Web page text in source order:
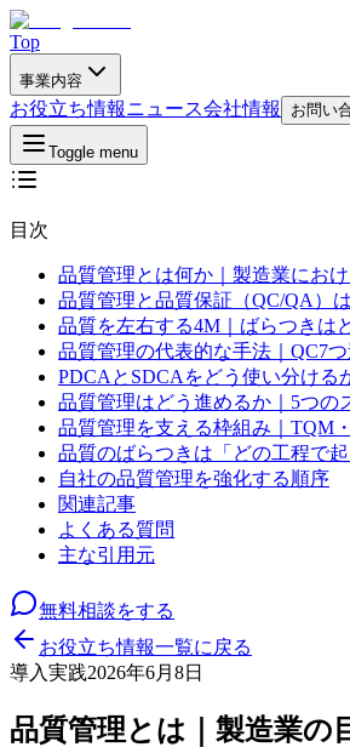
Top
事業内容
お役立ち情報ニュース会社情報 お問い
Toggle menu
目次
品質管理とは何か｜製造業にお
品質管理と品質保証（QC/QA）
品質を左右する4M｜ばらつきは
品質管理の代表的な手法｜QC7つ
PDCAとSDCAをどう使い分ける
品質管理はどう進めるか｜5つの
品質管理を支える枠組み｜TQM
品質のばらつきは「どの工程で
自社の品質管理を強化する順序
関連記事
よくある質問
主な引用元
無料相談をする
お役立ち情報一覧に戻る
導入実践2026年6月8日
品質管理とは｜製造業の